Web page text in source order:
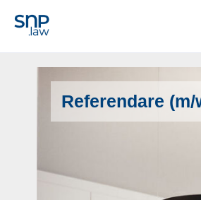
Referendare (m/